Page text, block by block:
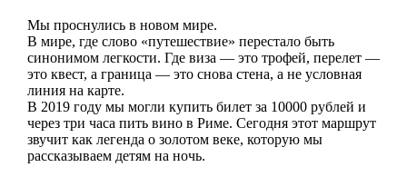
Мы проснулись в новом мире.
В мире, где слово «путешествие» перестало быть
синонимом легкости. Где виза — это трофей, перелет —
это квест, а граница — это снова стена, а не условная
линия на карте.
В 2019 году мы могли купить билет за 10000 рублей и
через три часа пить вино в Риме. Сегодня этот маршрут
звучит как легенда о золотом веке, которую мы
рассказываем детям на ночь.